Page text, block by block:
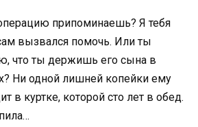
припоминаешь? Я тебя
вызвался помочь. Или ты
что ты держишь его сына в
Ни одной лишней копейки ему
в куртке, которой сто лет в обед.